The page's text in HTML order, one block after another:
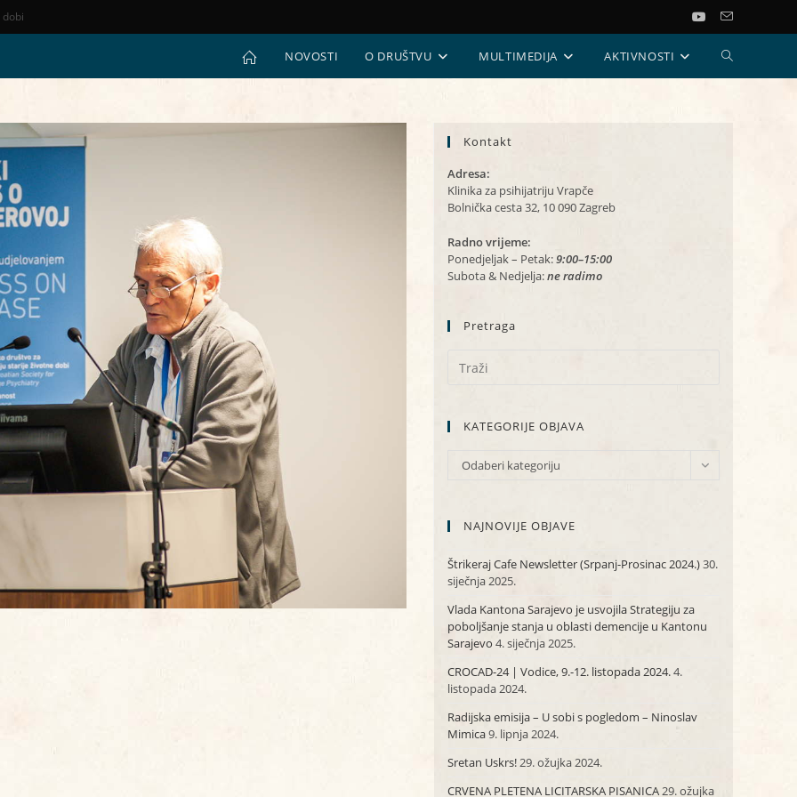
NOVOSTI O DRUŠTVU MULTIMEDIJA AKTIVNOSTI UKLJUČI/
Kontakt
Adresa:
Klinika za psihijatriju Vrapče
Bolnička cesta 32, 10 090 Zagreb
Radno vrijeme:
Ponedjeljak – Petak:9:00–15:00
Subota & Nedjelja:ne radimo
Pretraga
KATEGORIJE OBJAVA
KATEGORIJE
Odaberi kategoriju
NAJNOVIJE OBJAVE
Štrikeraj Cafe Newsletter (Srpanj-Prosinac 2024.)30.
siječnja 2025.
Vlada Kantona Sarajevo je usvojila Strategiju za
poboljšanje stanja u oblasti demencije u Kantonu
Sarajevo 4. siječnja 2025.
CROCAD-24 | Vodice, 9.-12. listopada 2024.4.
listopada 2024.
Radijska emisija – U sobi s pogledom – Ninoslav
Mimica9. lipnja 2024.
Sretan Uskrs!29. ožujka 2024.
CRVENA PLETENA LICITARSKA PISANICA29. ožujka